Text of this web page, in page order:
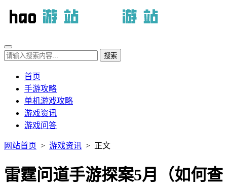
首页
手游攻略
单机游戏攻略
游戏资讯
游戏问答
网站首页 > 游戏资讯 > 正文
雷霆问道手游探案5月（如何查